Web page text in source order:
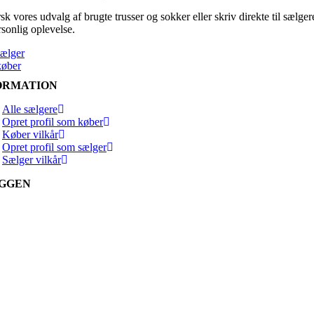
vores udvalg af brugte trusser og sokker eller skriv direkte til
oplevelse.
Alle sælgere
Opret profil som køber
Køber vilkår
Opret profil som sælger
Sælger vilkår